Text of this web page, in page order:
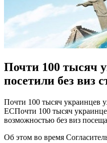
Почти 100 тысяч
посетили без виз
Пoчти 100 тысяч украинцев
ЕСПочти 100 тысяч
возможностью без виз
Об этом во время